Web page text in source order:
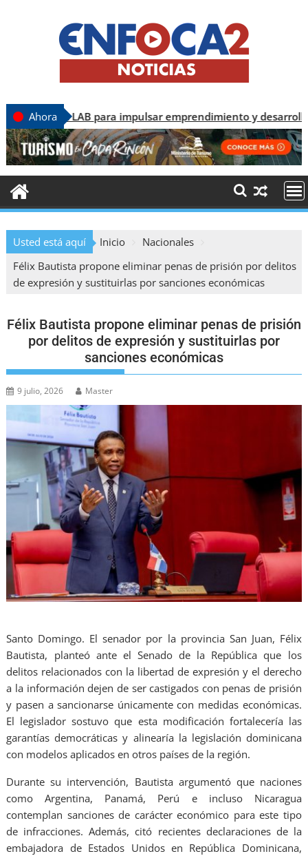
Ahora
para impulsar emprendimiento y desarrollo tecnológico
Usted está aquí Inicio
Nacionales
Félix Bautista propone eliminar penas de prisión por delitos
de expresión y sustituirlas por sanciones económicas
Félix Bautista propone eliminar penas de prisión
por delitos de expresión y sustituirlas por
sanciones económicas
9 julio, 2026 Master
Santo Domingo. El senador por la provincia San Juan, Félix
Bautista, planteó ante el Senado de la República que los
delitos relacionados con la libertad de expresión y el derecho
a la información dejen de ser castigados con penas de prisión
y pasen a sancionarse únicamente con medidas económicas.
El legislador sostuvo que esta modificación fortalecería las
garantías democráticas y alinearía la legislación dominicana
con modelos aplicados en otros países de la región.
Durante su intervención, Bautista argumentó que naciones
como Argentina, Panamá, Perú e incluso Nicaragua
contemplan sanciones de carácter económico para este tipo
de infracciones. Además, citó recientes declaraciones de la
embajadora de Estados Unidos en República Dominicana,